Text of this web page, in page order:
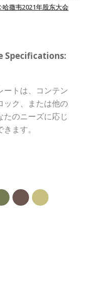
哈撒韦2021年股东大会
Specifications:
ートは、コンテン
ック、または他の
たのニーズに応じ
ます。